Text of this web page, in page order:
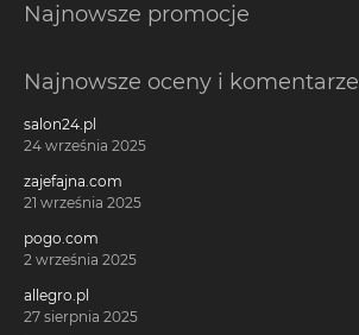
Najnowsze promocje
Najnowsze oceny i komentarze
salon24.pl
24 września 2025
zajefajna.com
21 września 2025
pogo.com
2 września 2025
allegro.pl
27 sierpnia 2025